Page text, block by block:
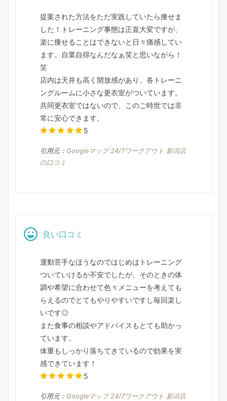
提案された方法をただ実践していたら痩せま
した！トレーニング事態は正直大変ですが、
楽に痩せることはできないと日々痛感してい
ます。自業自得なんだなぁ笑と思いながら！
笑
店内は天井も高く開放感があり、各トレーニ
ングルームに小さな更衣室がついています。
共同更衣室ではないので、このご時世では非
常に安心できます。
5
引用元： Googleマップ 24/7ワークアウト 新潟店
の口コミ
良い口コミ
運動苦手なほうなのではじめはトレーニング
ついていけるか不安でしたが、そのときの体
調や希望に合わせて色々メニューを考えても
らえるのでとてもやりやすいですし毎回楽し
いです◎
また食事の相談やアドバイスもとても助かっ
ています。
体重もしっかり落ちてきているので効果を実
感できています！
5
引用元： Googleマップ 24/7ワークアウト 新潟店